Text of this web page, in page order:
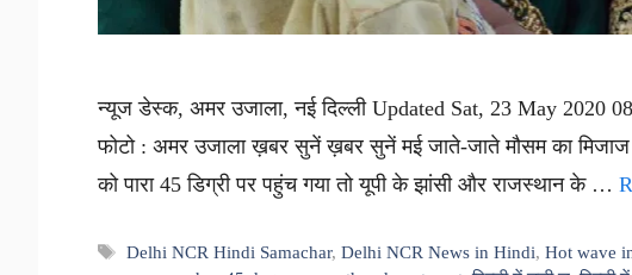
न्यूज डेस्क, अमर उजाला, नई दिल्ली Updated Sat, 23 May 2020
फोटो : अमर उजाला ख़बर सुनें ख़बर सुनें मई जाते-जाते मौसम का मिजाज
को पारा 45 डिग्री पर पहुंच गया तो यूपी के झांसी और राजस्थान के …
Tags
Delhi NCR Hindi Samachar,Delhi NCR News in Hindi,Hot wave